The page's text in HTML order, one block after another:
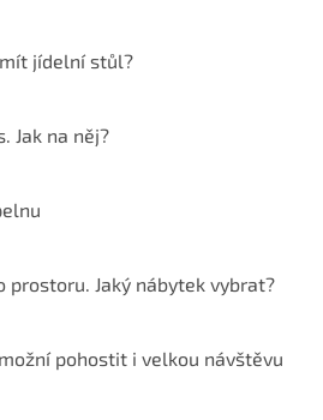
jídelní stůl?
Jak na něj?
prostoru. Jaký nábytek vybrat?
pohostit i velkou návštěvu